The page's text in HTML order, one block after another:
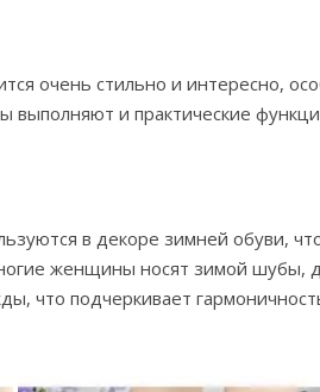
очень стильно и интересно,
и практические
в декоре зимней обуви,
женщины носят зимой шубы,
что подчеркивает